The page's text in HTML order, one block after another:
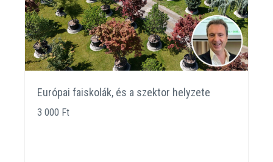
Európai faiskolák, és a szektor helyzete
3 000 Ft